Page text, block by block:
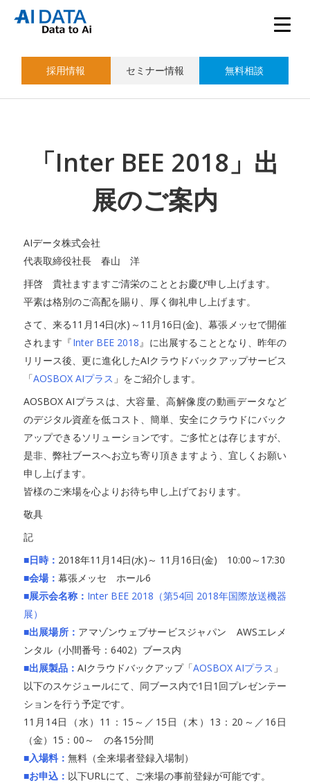
採用情報 セミナー情報 無料相談
「Inter BEE 2018」出
展のご案内
AIデータ株式会社
代表取締役社長 春山 洋
拝啓 貴社ますますご清栄のこととお慶び申し上げます。
平素は格別のご高配を賜り、厚く御礼申し上げます。
さて、来る11月14日(水)～11月16日(金)、幕張メッセで開催
されます『Inter BEE 2018』に出展することとなり、昨年の
リリース後、更に進化したAIクラウドバックアップサービス
「AOSBOX AIプラス 」をご紹介します。
AOSBOX AIプラスは、大容量、高解像度の動画データなど
のデジタル資産を低コスト、簡単、安全にクラウドにバック
アップできるソリューションです。ご多忙とは存じますが、
是非、弊社ブースへお立ち寄り頂きますよう、宜しくお願い
申し上げます。
皆様のご来場を心よりお待ち申し上げております。
敬具
記
■日時： 2018年11月14日(水)～ 11月16日(金) 10:00～17:30
■会場： 幕張メッセ ホール6
■展示会名称： Inter BEE 2018（第54回 2018年国際放送機器
展）
■出展場所： アマゾンウェブサービスジャパン AWSエレメ
ンタル（小間番号：6402）ブース内
■出展製品： AIクラウドバックアップ「AOSBOX AIプラス 」
以下のスケジュールにて、同ブース内で1日1回プレゼンテー
ションを行う予定です。
11月14日（水）11：15～／15日（木）13：20～／16日
（金）15：00～ の各15分間
■入場料： 無料（全来場者登録入場制）
■お申込： 以下URLにて、ご来場の事前登録が可能です。